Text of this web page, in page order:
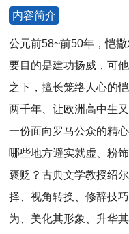
内容简介
公元前58~前50年，恺
要目的是建功扬威，可
之下，擅长笼络人心的
两千年、让欧洲高中生
一份面向罗马公众的精
哪些地方避实就虚、粉
褒贬？古典文学教授绍
择、视角转换、修辞技
为、美化其形象、升华